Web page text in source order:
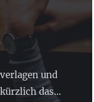
und
das...